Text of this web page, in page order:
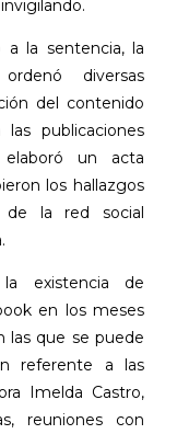
la sentencia, la
diversas
del contenido
publicaciones
un acta
los hallazgos
de la red social
existencia de
en los meses
las que se puede
referente a las
Imelda Castro,
reuniones con